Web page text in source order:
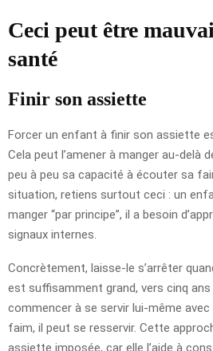
Ceci peut être
santé
Finir son assiette
Forcer un enfant à finir son assiette
Cela peut l’amener à manger au-delà
peu à peu sa capacité à écouter sa
situation, retiens surtout ceci : un
manger “par principe”, il a besoin
signaux internes.
Concrètement, laisse-le s’arrêter
est suffisamment grand, vers cinq ans
commencer à se servir lui-même avec
faim, il peut se resservir. Cette
assiette imposée, car elle l’aide à